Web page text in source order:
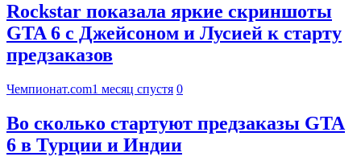
Rockstar показала яркие скриншоты
GTA 6 с Джейсоном и Лусией к старту
предзаказов
Чемпионат.com1 месяц спустя 0
Во сколько стартуют предзаказы GTA
6 в Турции и Индии